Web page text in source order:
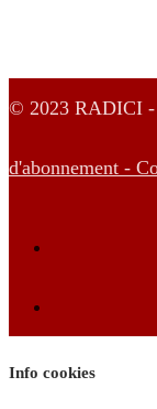
© 2023 RADICI -
d'abonnement -
Info cookies